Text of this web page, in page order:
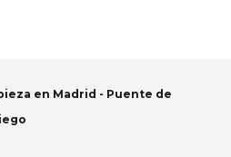
en Madrid - Puente de